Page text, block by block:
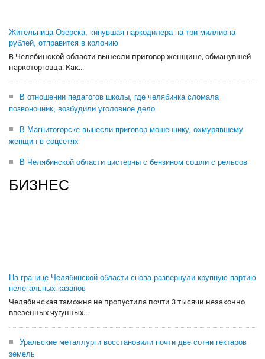
Жительница Озерска, кинувшая наркодилера на три миллиона
рублей, отправится в колонию
В Челябинской области вынесли приговор женщине, обманувшей
наркоторговца. Как...
В отношении педагогов школы, где челябинка сломала
позвоночник, возбудили уголовное дело
В Магнитогорске вынесли приговор мошеннику, охмурявшему
женщин в соцсетях
В Челябинской области цистерны с бензином сошли с рельсов
БИЗНЕС
На границе Челябинской области снова развернули крупную партию
нелегальных казанов
Челябинская таможня не пропустила почти 3 тысячи незаконно
ввезенных чугунных...
Уральские металлурги восстановили почти две сотни гектаров
земель